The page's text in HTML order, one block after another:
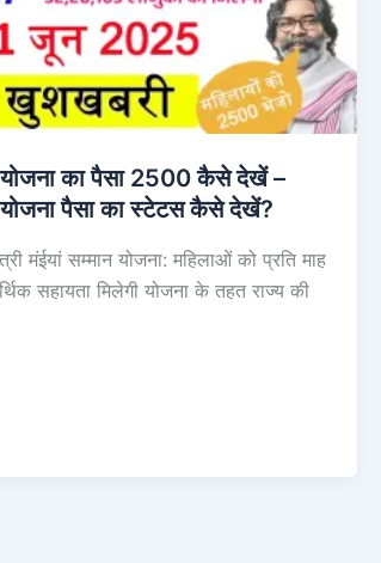
योजना का पैसा 2500 कैसे देखें –
योजना पैसा का स्टेटस कैसे देखें?
मंईयां सम्मान योजना: महिलाओं को प्रति माह
सहायता मिलेगी योजना के तहत राज्य की